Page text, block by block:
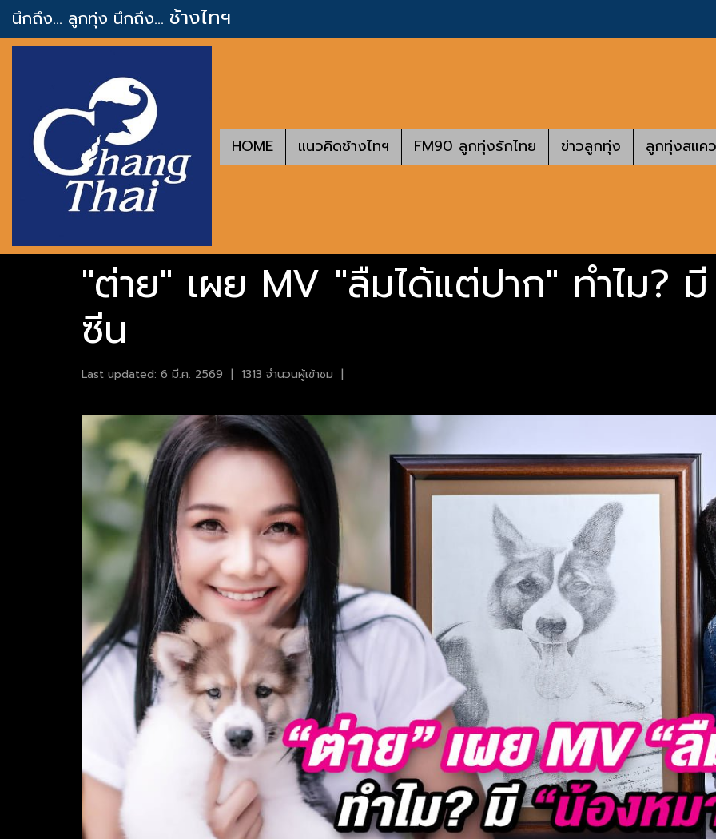
นึกถึง... ลูกทุ่ง นึกถึง... ช้างไทฯ
HOME แนวคิดช้างไทฯ FM90 ลูกทุ่งรักไทย ข่าวลูกทุ่ง ลูกทุ่งสแค
"ต่าย" เผย MV "ลืมได้แต่ปาก" ทำไม?
ซีน
Last updated: 6 มี.ค. 2569 | 1313 จำนวนผู้เข้าชม |